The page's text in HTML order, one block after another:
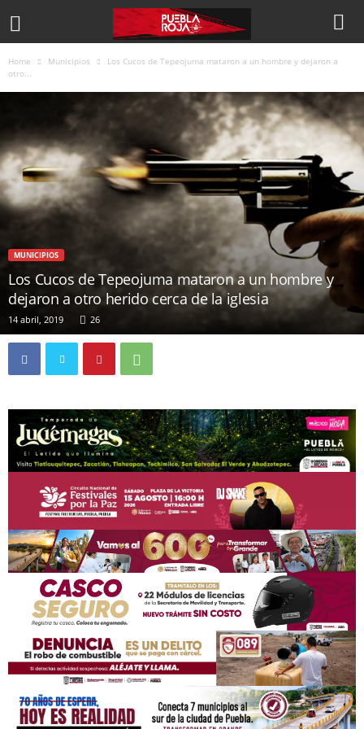
Home Municipios
Los Cucos de Tepeojuma mataron a un hombre y dejaron a
otro...
MUNICIPIOS
Los Cucos de Tepeojuma mataron a un hombre y
dejaron a otro herido cerca de la iglesia
14 abril, 2019 26